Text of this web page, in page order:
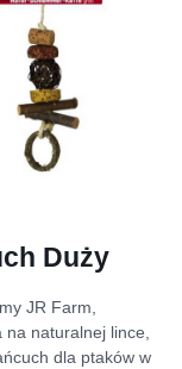
Duży
JR Farm,
na naturalnej lince,
dla ptaków w